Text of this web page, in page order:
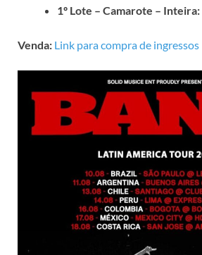
1º Lote – Camarote – Inteira:
Venda: Link para compra de ingressos